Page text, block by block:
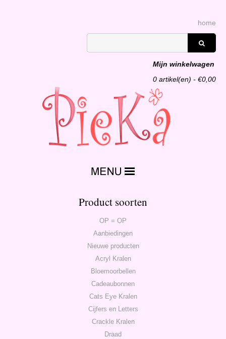
home
Mijn winkelwagen
0 artikel(en) - €0,00
Product soorten
OP = OP
Aanbiedingen
Nieuwe producten
Acryl Kralen
Bloemoorbellen
Cadeaubonnen
Cats Eye Kralen
Cijfers en Letters
Crackle Kralen
Draad